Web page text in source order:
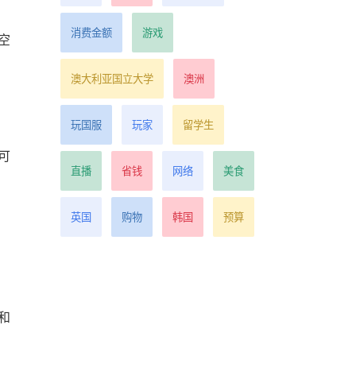
消费金额 游戏
澳大利亚国立大学 澳洲
玩国服 玩家 留学生
直播 省钱 网络 美食
英国 购物 韩国 预算